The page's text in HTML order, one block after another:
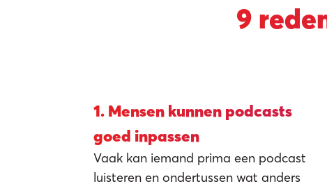
9
1. Mensen kunnen podcasts
goed inpassen
Vaak kan iemand prima een podcast
luisteren en ondertussen wat anders